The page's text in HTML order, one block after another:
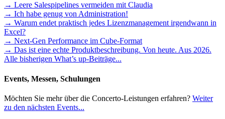
→ Leere Salespipelines vermeiden mit Claudia
→ Ich habe genug von Administration!
→ Warum endet praktisch jedes Lizenzmanagement irgendwann in
Excel?
→ Next-Gen Performance im Cube-Format
→ Das ist eine echte Produktbeschreibung. Von heute. Aus 2026.
Alle bisherigen What’s up-Beiträge...
Events, Messen, Schulungen
Möchten Sie mehr über die Concerto-Leistungen erfahren? Weiter
zu den nächsten Events...